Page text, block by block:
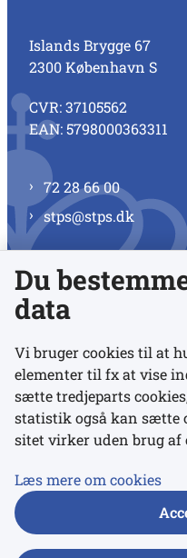
Islands Brygge 67
2300 København S
CVR: 37105562
EAN: 5798000363311
72 28 66 00
stps@stps.dk
Se alle
Links
Udgivelser
Du
data
Vi bruger cookies til at
elementer til fx at vise
sætte tredjeparts
statistik også kan sætte
sitet virker uden brug af
Læs mere om cookies